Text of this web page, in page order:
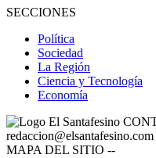
SECCIONES
Política
Sociedad
La Región
Ciencia y Tecnología
Economía
redaccion@elsantafesino.com
MAPA DEL SITIO --